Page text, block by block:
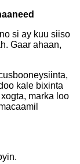
si ay kuu siiso
Gaar ahaan,
kale bixinta
marka loo